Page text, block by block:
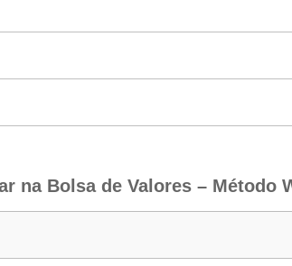
na Bolsa de Valores –